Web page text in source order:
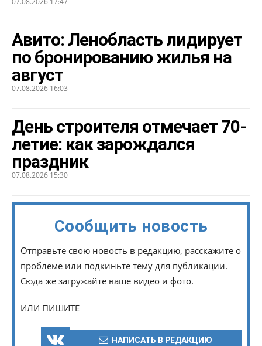
Авито: Ленобласть лидирует
по бронированию жилья на
август
07.08.2026 16:03
День строителя отмечает 70-
летие: как зарождался
праздник
07.08.2026 15:30
Сообщить новость
Отправьте свою новость в редакцию, расскажите о
проблеме или подкиньте тему для публикации.
Сюда же загружайте ваше видео и фото.
ИЛИ ПИШИТЕ
НАПИСАТЬ В РЕДАКЦИЮ